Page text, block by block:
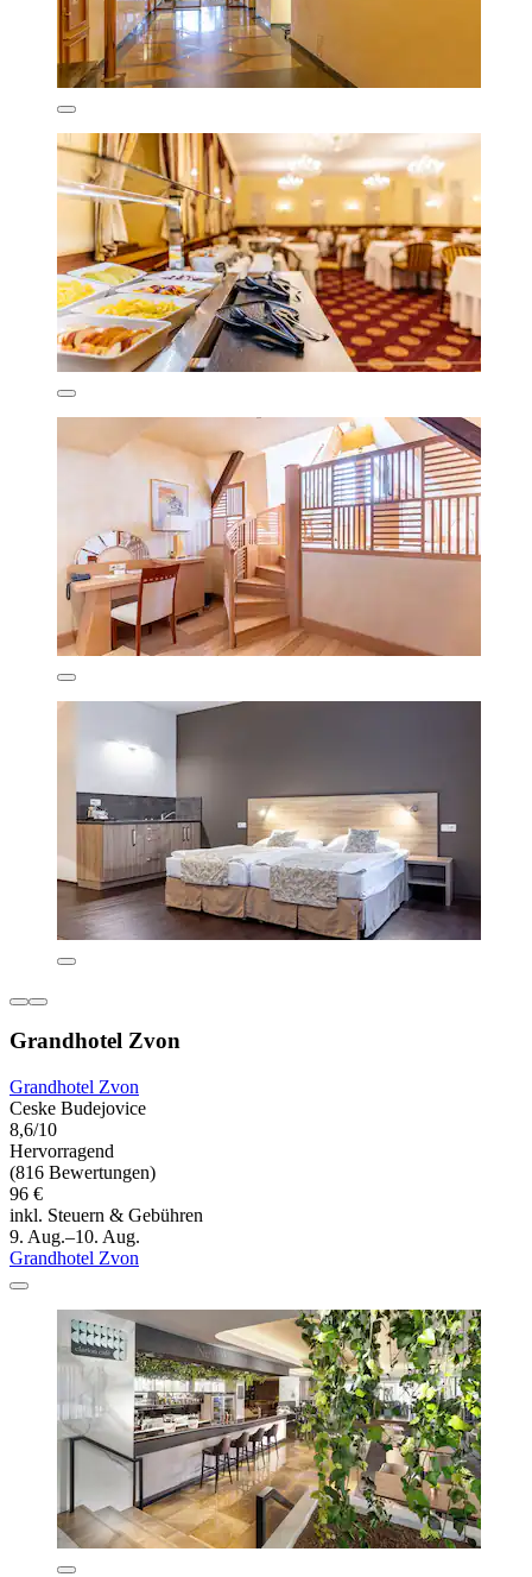
Grandhotel Zvon
Grandhotel Zvon
Ceske Budejovice
8,6/10
Hervorragend
(816 Bewertungen)
96 €
inkl. Steuern & Gebühren
9. Aug.–10. Aug.
Grandhotel Zvon